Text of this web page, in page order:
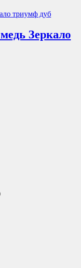
Зеркало